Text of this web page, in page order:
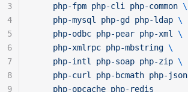
    php-fpm
php-cli php-common \
    php-mysql
php-gd php-ldap \
    php-odbc
php-pear php-xml
\
    php-xmlrpc
php-mbstring \
    php-intl
php-soap php-zip \
    php-curl
php-bcmath php-json
    php-opcache
php-redis
3
4
5
6
7
8
9